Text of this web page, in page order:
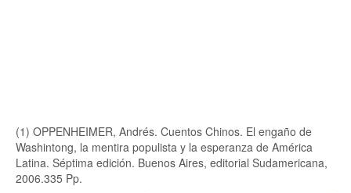
(1) OPPENHEIMER, Andrés. Cuentos Chinos. El engaño de
Washintong, la mentira populista y la esperanza de América
Latina. Séptima edición. Buenos Aires, editorial Sudamericana,
2006.335 Pp.